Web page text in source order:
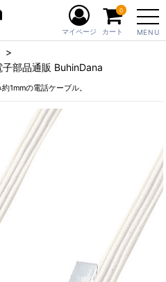
MENU
マイページ カート
0
部品通販 BuhinDana
1mmの電話ケーブル。